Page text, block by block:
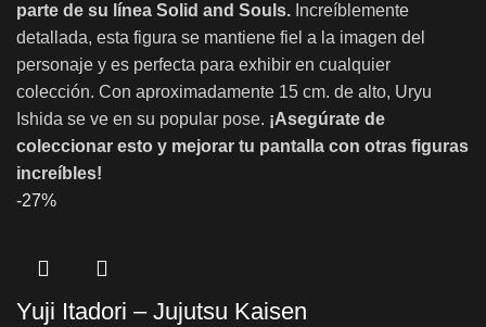
parte de su línea Solid and Souls. Increíblemente
detallada, esta figura se mantiene fiel a la imagen del
personaje y es perfecta para exhibir en cualquier
colección. Con aproximadamente 15 cm. de alto, Uryu
Ishida se ve en su popular pose. ¡Asegúrate de
coleccionar esto y mejorar tu pantalla con otras figuras
increíbles!
-27%
Yuji Itadori – Jujutsu Kaisen